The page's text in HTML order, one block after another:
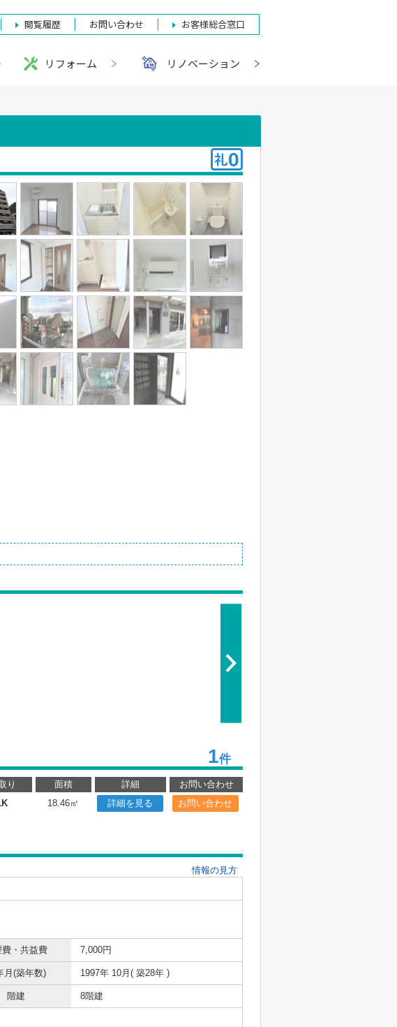
閲覧履歴 お問い合わせ お客様総合窓口
リフォーム リノベーション
1件
り 面積 詳細
お問い合わせ
18.46㎡ 詳細を見る お問い合わせ
情報の見方
費・共益費 7,000円
月(築年数) 1997年 10月( 築28年 )
階建 8階建